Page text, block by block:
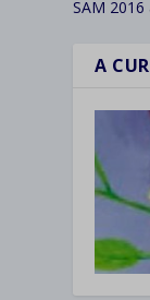
SAM
A